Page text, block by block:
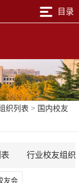
目录
织列表 > 国内校友
行业校友组织
友会